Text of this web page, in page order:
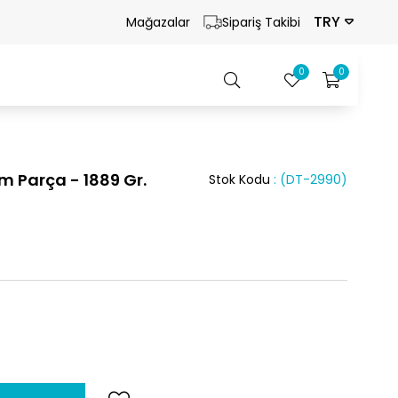
Mağazalar Sipariş Takibi TRY
0
0
Parça - 1889 Gr. (DT-2990)
Stok Kodu